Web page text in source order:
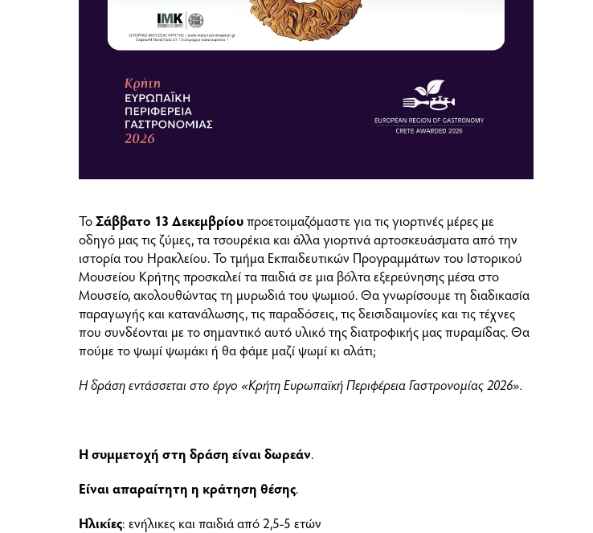
ΤοΣάββατο 13 Δεκεμβρίουπροετοιμαζόμαστε για τις γιορτινές μέρες με
οδηγό μας τις ζύμες, τα τσουρέκια και άλλα γιορτινά αρτοσκευάσματα από την
ιστορία του Ηρακλείου. Το τμήμα Εκπαιδευτικών Προγραμμάτων του Ιστορικού
Μουσείου Κρήτης προσκαλεί τα παιδιά σε μια βόλτα εξερεύνησης μέσα στο
Μουσείο, ακολουθώντας τη μυρωδιά του ψωμιού. Θα γνωρίσουμε τη διαδικασία
παραγωγής και κατανάλωσης, τις παραδόσεις, τις δεισιδαιμονίες και τις τέχνες
που συνδέονται με το σημαντικό αυτό υλικό της διατροφικής μας πυραμίδας. Θα
πούμε το ψωμί ψωμάκι ή θα φάμε μαζί ψωμί κι αλάτι;
Η δράση εντάσσεται στο έργο «Κρήτη Ευρωπαϊκή Περιφέρεια Γαστρονομίας 2026».
Η συμμετοχή στη δράση είναι δωρεάν.
Είναι απαραίτητη η κράτηση θέσης.
Ηλικίες: ενήλικες και παιδιά από 2,5-5 ετών